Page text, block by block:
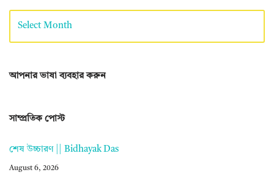
আপনার ভাষা ব্যবহার করুন
সাম্প্রতিক পোস্ট
শেষ উচ্চারণ || Bidhayak Das
August 6, 2026